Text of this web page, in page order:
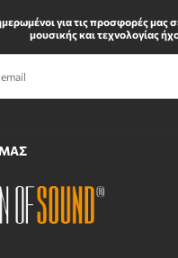
για τις προσφορές μας
μουσικής και τεχνολογίας